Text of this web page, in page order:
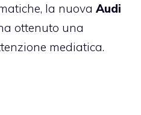
la nuova Audi
ottenuto una
mediatica.